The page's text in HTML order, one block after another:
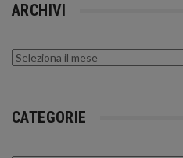
ARCHIVI
Archivi
CATEGORIE